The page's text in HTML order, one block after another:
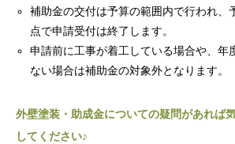
補助金の交付は予算の範囲内で行われ、
点で申請受付は終了します。
申請前に工事が着工している場合や、年
ない場合は補助金の対象外となります。
外壁塗装・助成金についての疑問があれば
してください♪